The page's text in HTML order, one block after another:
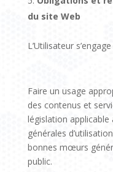
du site Web
L’Utilisateur s’engage
Faire un usage
des contenus et
législation
générales
bonnes mœurs
public.